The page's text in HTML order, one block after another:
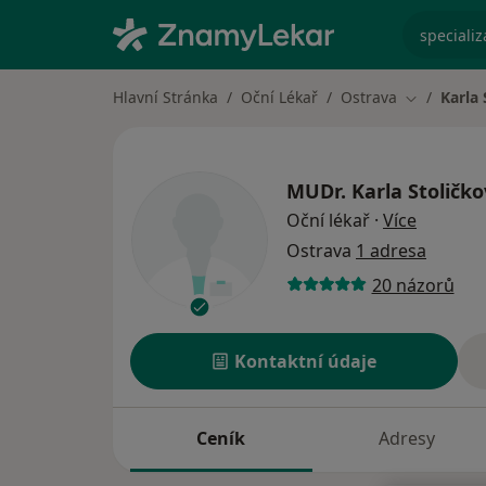
Hlavní Stránka Oční Lékař Ostrava ZměnaKarla
MUDr. Karla
Oční lékař · Více
Ostrava 1 adresa
20 názorů
Kontaktní údaje
Ceník Adresy